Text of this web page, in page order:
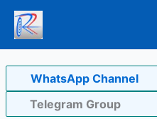
Skip
content
WhatsApp Channel
Telegram Group